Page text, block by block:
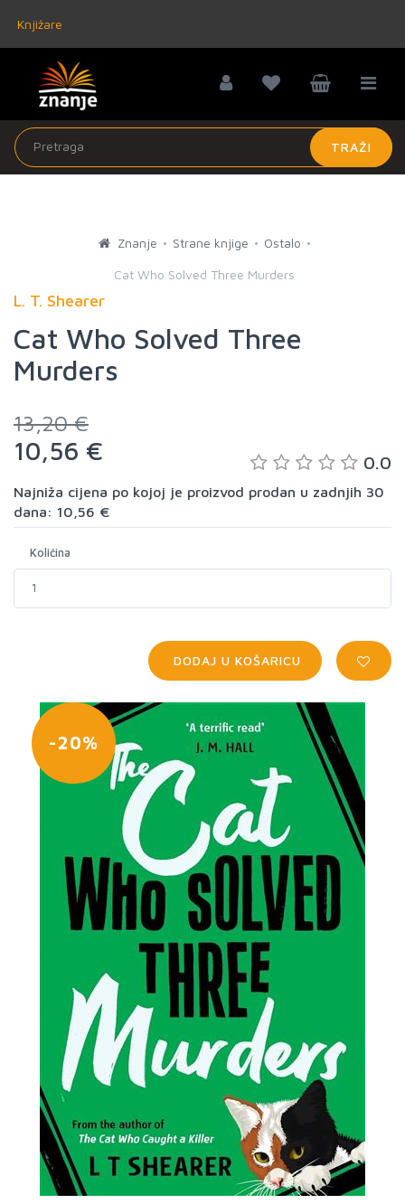
Knjižare
TRAŽI
Znanje Strane knjige Ostalo
Cat Who Solved Three Murders
L. T. Shearer
Cat Who Solved Three
Murders
13,20 €
10,56 € 0.0
Najniža cijena po kojoj je proizvod prodan u zadnjih 30
dana: 10,56 €
Količina
DODAJ U KOŠARICU
-20%